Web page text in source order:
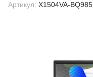
Артикул: X1504VA-BQ985